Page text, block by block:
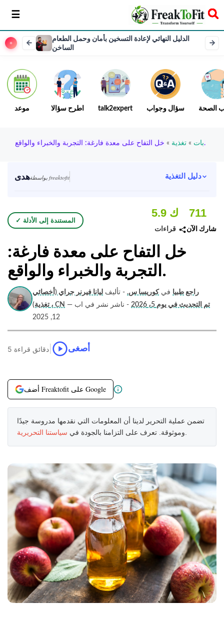
سخر
الدليل النهائي لإعادة التسخين بأمان وحمل الطعام
الساخن
موعد اطرح سؤالا talk2expert سؤال وجواب الصحة
بات » تغذية » خل التفاح على معدة فارغة: التجربة والخبراء والواقع.
هدى بواسطة freaktofit دليل التغذية
✓ المستندة إلى الأدلة
5.9 ك
قراءات
711
شارك الآن
خل التفاح على معدة فارغة:
التجربة والخبراء والواقع.
راجع طبيا في كوريسا س. - تأليف ليانا فيرنر جراي (أخصائي
تغذية) ، CN — تم التحديث في يوم 5، 2026
- ناشر نشر في اب
12, 2025
5 دقائق قراءة أصغى
أضف Freaktofit على Google
تضمن عملية التحرير لدينا أن المعلومات التي نقدمها مدروسة جيدًا
وموثوقة. تعرف على التزامنا بالجودة في سياستنا التحريرية